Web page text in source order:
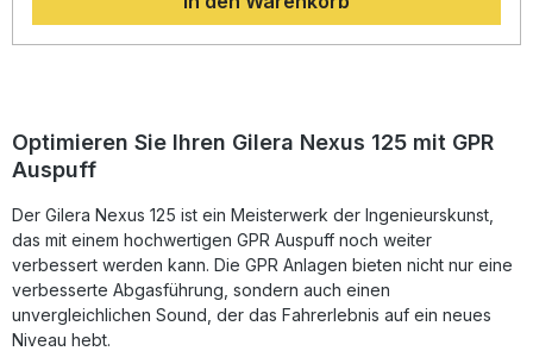
sportlich-dynamischen Sound mit Zulassung für den
Straßenverkehr. Gefertigt in Italien, entspricht der Auspuff
Play-System einfach umzusetzen, es wird jedoch
empfohlen, die Installation in einer Fachwerkstatt
durchführen zu lassen. Homologierte Komplettanlage mit
Deutliche Gewichtsreduktion im Vergleich zur Serienanlage
Optimierte Leistung und verbessertes Drehmoment
Europäische Straßenzulassung – legal im Straßenverkehr
Plug-and-Play-Montage – einfache Installation mit
fahrzeugspezifischem Zubehör Lieferumfang: GPR Evo4
Road Komplettanlage Abnehmbarer db Killer Alle
Optimieren Sie Ihren Gilera Nexus 125 mit GPR
Auspuff
Der Gilera Nexus 125 ist ein Meisterwerk der Ingenieurskunst,
das mit einem hochwertigen GPR Auspuff noch weiter
verbessert werden kann. Die GPR Anlagen bieten nicht nur eine
verbesserte Abgasführung, sondern auch einen
unvergleichlichen Sound, der das Fahrerlebnis auf ein neues
Niveau hebt.